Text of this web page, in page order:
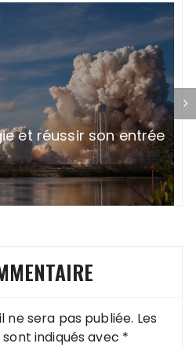
et réussir son entrée
sera pas publiée. Les
indiqués avec *